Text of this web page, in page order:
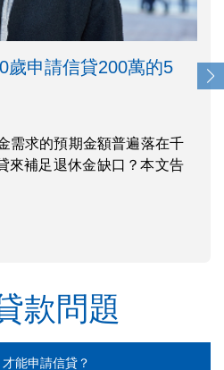
歲申請信貸200萬的5
需求的預期金額普遍落在千
來補足退休金缺口？本文告
款問題
能申請信貸？